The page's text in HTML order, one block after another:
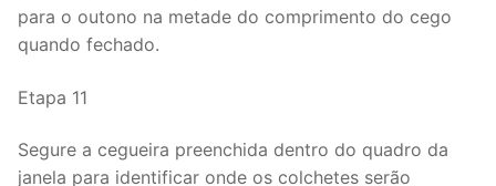
para o outono na metade do comprimento do cego
quando fechado.
Etapa 11
Segure a cegueira preenchida dentro do quadro da
janela para identificar onde os colchetes serão